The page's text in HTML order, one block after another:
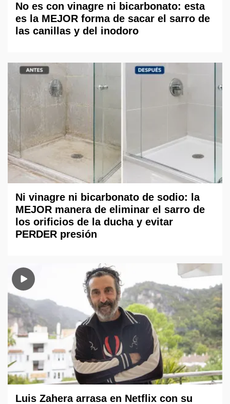
No es con vinagre ni bicarbonato: esta
es la MEJOR forma de sacar el sarro de
las canillas y del inodoro
Ni vinagre ni bicarbonato de sodio: la
MEJOR manera de eliminar el sarro de
los orificios de la ducha y evitar
PERDER presión
Luis Zahera arrasa en Netflix con su